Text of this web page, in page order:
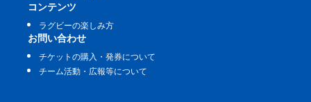
コンテンツ
ラグビーの楽しみ方
お問い合わせ
チケットの購入・発券について
チーム活動・広報等について